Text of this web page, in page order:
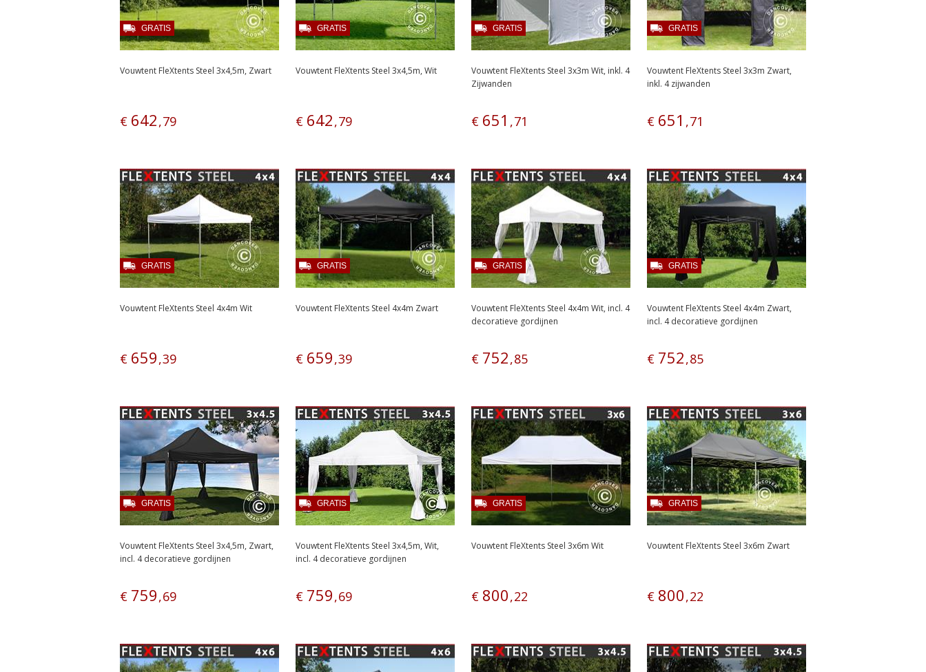
Vouwtent FleXtents Steel 3x4,5m, Zwart
€ 642,79
GRATIS
Vouwtent FleXtents Steel 3x4,5m, Wit
€ 642,79
GRATIS
Vouwtent FleXtents Steel 3x3m Wit, inkl. 4
Zijwanden
€ 651 ,71
GRATIS
Vouwtent FleXtents Steel 3x3m Zwart,
inkl. 4 zijwanden
€ 651 ,71
GRATIS
Vouwtent FleXtents Steel 4x4m Wit
€ 659,39
GRATIS
Vouwtent FleXtents Steel 4x4m Zwart
€ 659,39
GRATIS
Vouwtent FleXtents Steel 4x4m Wit, incl. 4
decoratieve gordijnen
€ 752,85
GRATIS
Vouwtent FleXtents Steel 4x4m Zwart,
incl. 4 decoratieve gordijnen
€ 752,85
GRATIS
Vouwtent FleXtents Steel 3x4,5m, Zwart,
incl. 4 decoratieve gordijnen
€ 759,69
GRATIS
Vouwtent FleXtents Steel 3x4,5m, Wit,
incl. 4 decoratieve gordijnen
€ 759,69
GRATIS
Vouwtent FleXtents Steel 3x6m Wit
€ 800,22
GRATIS
Vouwtent FleXtents Steel 3x6m Zwart
€ 800,22
GRATIS